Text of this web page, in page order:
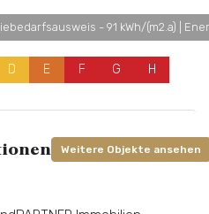
- 91 kWh/(m2.a) |
D E F G H
Weitere Objekte ansehen